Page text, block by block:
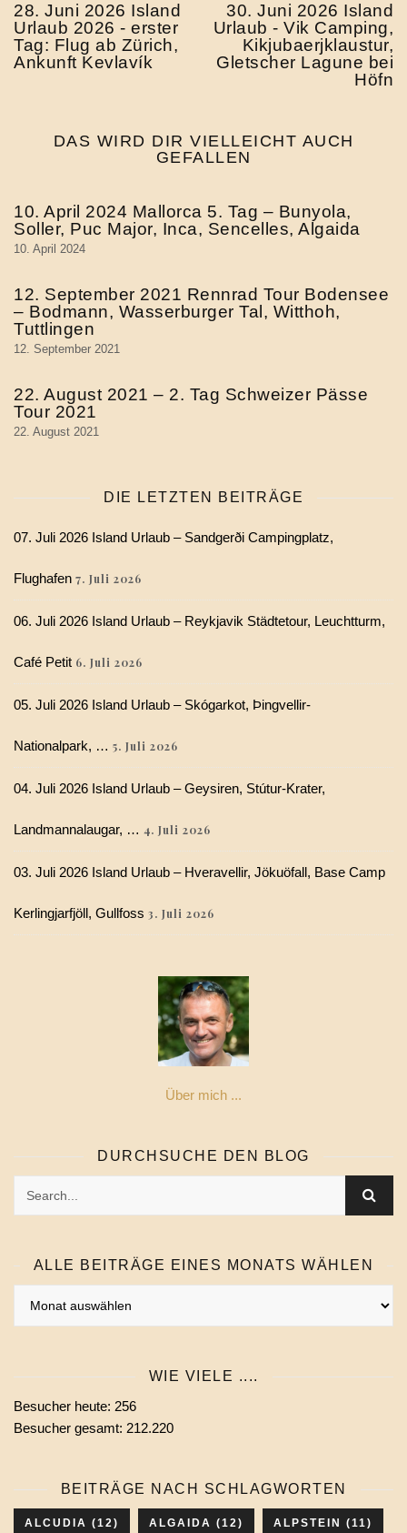
28. Juni 2026 Island
Urlaub 2026 - erster
Tag: Flug ab Zürich,
Ankunft Kevlavík
30. Juni 2026 Island
Urlaub - Vik Camping,
Kikjubaerjklaustur,
Gletscher Lagune bei
Höfn
DAS WIRD DIR VIELLEICHT AUCH
GEFALLEN
10. April 2024 Mallorca 5. Tag – Bunyola,
Soller, Puc Major, Inca, Sencelles, Algaida
10. April 2024
12. September 2021 Rennrad Tour Bodensee
– Bodmann, Wasserburger Tal, Witthoh,
Tuttlingen
12. September 2021
22. August 2021 – 2. Tag Schweizer Pässe
Tour 2021
22. August 2021
DIE LETZTEN BEITRÄGE
07. Juli 2026 Island Urlaub – Sandgerði Campingplatz,
Flughafen 7. Juli 2026
06. Juli 2026 Island Urlaub – Reykjavik Städtetour, Leuchtturm,
Café Petit 6. Juli 2026
05. Juli 2026 Island Urlaub – Skógarkot, Þingvellir-
Nationalpark, … 5. Juli 2026
04. Juli 2026 Island Urlaub – Geysiren, Stútur-Krater,
Landmannalaugar, … 4. Juli 2026
03. Juli 2026 Island Urlaub – Hveravellir, Jökuöfall, Base Camp
Kerlingjarfjöll, Gullfoss 3. Juli 2026
Über mich ...
DURCHSUCHE DEN BLOG
ALLE BEITRÄGE EINES MONATS WÄHLEN
wählen
WIE VIELE ....
Besucher heute: 256
Besucher gesamt: 212.220
BEITRÄGE NACH SCHLAGWORTEN
ALCUDIA (12) ALGAIDA (12) ALPSTEIN (11)